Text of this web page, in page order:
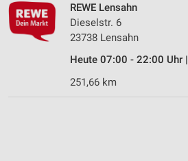
REWE Lensahn
Dieselstr. 6
23738 Lensahn
Heute 07:00 - 22:00 Uhr |
251,66 km